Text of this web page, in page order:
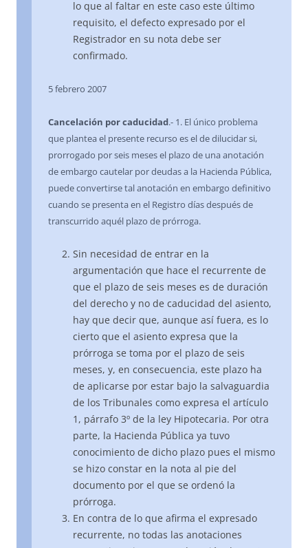
lo que al faltar en este caso este último
requisito, el defecto expresado por el
Registrador en su nota debe ser
confirmado.
5 febrero 2007
Cancelación por caducidad.- 1. El único problema
que plantea el presente recurso es el de dilucidar si,
prorrogado por seis meses el plazo de una anotación
de embargo cautelar por deudas a la Hacienda Pública,
puede convertirse tal anotación en embargo definitivo
cuando se presenta en el Registro días después de
transcurrido aquél plazo de prórroga.
Sin necesidad de entrar en la
argumentación que hace el recurrente de
que el plazo de seis meses es de duración
del derecho y no de caducidad del asiento,
hay que decir que, aunque así fuera, es lo
cierto que el asiento expresa que la
prórroga se toma por el plazo de seis
meses, y, en consecuencia, este plazo ha
de aplicarse por estar bajo la salvaguardia
de los Tribunales como expresa el artículo
1, párrafo 3º de la ley Hipotecaria. Por otra
parte, la Hacienda Pública ya tuvo
conocimiento de dicho plazo pues el mismo
se hizo constar en la nota al pie del
documento por el que se ordenó la
prórroga.
En contra de lo que afirma el expresado
recurrente, no todas las anotaciones